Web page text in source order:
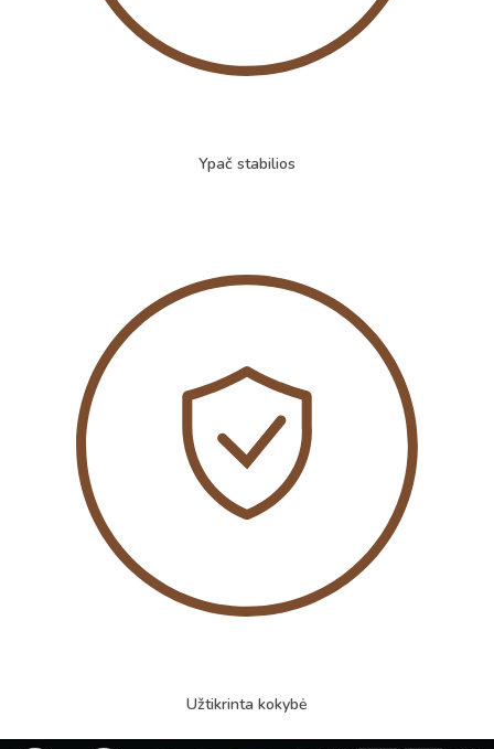
Ypač stabilios
Užtikrinta kokybė